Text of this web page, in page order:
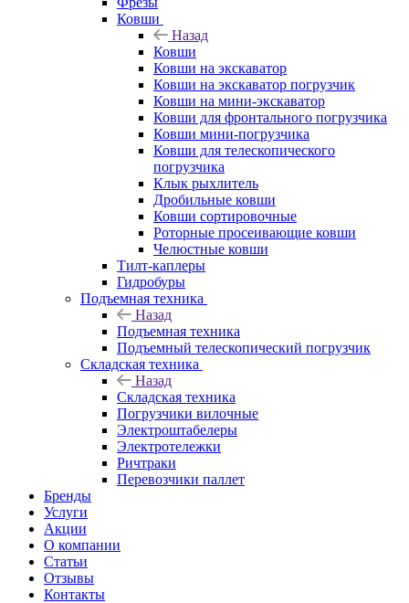
Ковши
Назад
Ковши
Ковши на экскаватор
Ковши на экскаватор погрузчик
Ковши на мини-экскаватор
Ковши для фронтального погрузчика
Ковши мини-погрузчика
Ковши для телескопического
погрузчика
Клык рыхлитель
Дробильные ковши
Ковши сортировочные
Роторные просеивающие ковши
Челюстные ковши
Тилт-каплеры
Гидробуры
Подъемная техника
Назад
Подъемная техника
Подъемный телескопический погрузчик
Складская техника
Назад
Складская техника
Погрузчики вилочные
Электроштабелеры
Электротележки
Ричтраки
Перевозчики паллет
Бренды
Услуги
Акции
О компании
Статьи
Отзывы
Контакты